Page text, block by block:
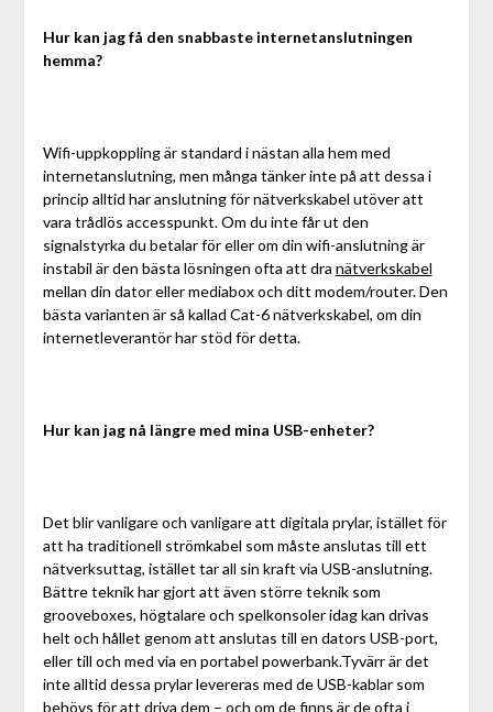
Hur kan jag få den snabbaste internetanslutningen
hemma?
Wifi-uppkoppling är standard i nästan alla hem med
internetanslutning, men många tänker inte på att dessa i
princip alltid har anslutning för nätverkskabel utöver att
vara trådlös accesspunkt. Om du inte får ut den
signalstyrka du betalar för eller om din wifi-anslutning är
instabil är den bästa lösningen ofta att dra nätverkskabel
mellan din dator eller mediabox och ditt modem/router. Den
bästa varianten är så kallad Cat-6 nätverkskabel, om din
internetleverantör har stöd för detta.
Hur kan jag nå längre med mina USB-enheter?
Det blir vanligare och vanligare att digitala prylar, istället för
att ha traditionell strömkabel som måste anslutas till ett
nätverksuttag, istället tar all sin kraft via USB-anslutning.
Bättre teknik har gjort att även större teknik som
grooveboxes, högtalare och spelkonsoler idag kan drivas
helt och hållet genom att anslutas till en dators USB-port,
eller till och med via en portabel powerbank.Tyvärr är det
inte alltid dessa prylar levereras med de USB-kablar som
behövs för att driva dem – och om de finns är de ofta i